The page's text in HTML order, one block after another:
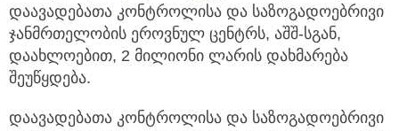
დაავადებათა კონტროლისა და საზოგადოებრივი
ჯანმრთელობის ეროვნულ ცენტრს, აშშ-სგან,
დაახლოებით, 2 მილიონი ლარის დახმარება
შეუწყდება.
დაავადებათა კონტროლისა და საზოგადოებრივი